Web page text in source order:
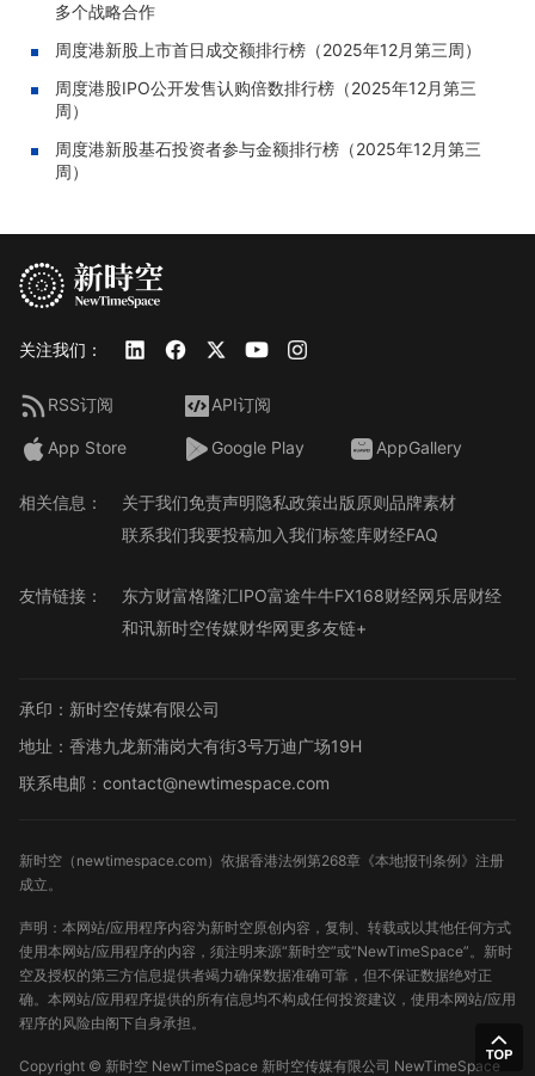
多个战略合作
周度港新股上市首日成交额排行榜（2025年12月第三周）
周度港股IPO公开发售认购倍数排行榜（2025年12月第三
周）
周度港新股基石投资者参与金额排行榜（2025年12月第三
周）
关注我们：
RSS订阅 API订阅
App Store Google Play AppGallery
相关信息： 关于我们免责声明隐私政策出版原则品牌素材
联系我们我要投稿加入我们标签库财经FAQ
友情链接： 东方财富格隆汇IPO富途牛牛FX168财经网乐居财经
和讯新时空传媒财华网更多友链+
承印：新时空传媒有限公司
地址：香港九龙新蒲岗大有街3号万迪广场19H
联系电邮：contact@newtimespace.com
新时空（ newtimespace.com）依据香港法例第268章《本地报刊条例》注册
成立。
声明：本网站/应用程序内容为新时空原创内容，复制、转载或以其他任何方式
使用本网站/应用程序的内容，须注明来源“新时空”或“NewTimeSpace”。新时
空及授权的第三方信息提供者竭力确保数据准确可靠，但不保证数据绝对正
确。本网站/应用程序提供的所有信息均不构成任何投资建议，使用本网站/应用
程序的风险由阁下自身承担。
Copyright © 新时空 NewTimeSpace 新时空传媒有限公司 NewTimeSpace